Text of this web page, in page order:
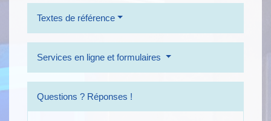
Textes de référence
Services en ligne et formulaires
Questions ? Réponses !